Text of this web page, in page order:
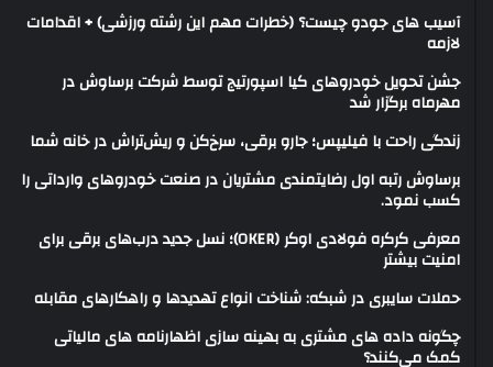
آسیب های جودو چیست؟ (خطرات مهم این رشته ورزشی) + اقدامات
لازمه
جشن تحویل خودروهای کیا اسپورتیج توسط شرکت برساوش در
مهرماه برگزار شد
زندگی راحت با فیلیپس؛ جارو برقی، سرخ‌کن و ریش‌تراش در خانه شما
برساوش رتبه اول رضایتمندی مشتریان در صنعت خودروهای وارداتی را
کسب نمود.
معرفی کرکره فولادی اوکر (OKER)؛ نسل جدید درب‌های برقی برای
امنیت بیشتر
حملات سایبری در شبکه: شناخت انواع تهدیدها و راهکارهای مقابله
چگونه داده های مشتری به بهینه سازی اظهارنامه های مالیاتی
کمک می‌کنند؟